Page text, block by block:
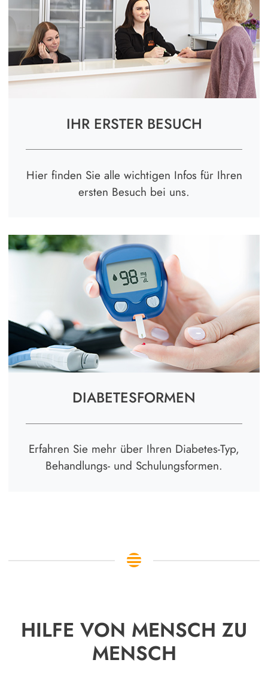
IHR ERSTER BESUCH
Hier finden Sie alle wichtigen Infos für Ihren
ersten Besuch bei uns.
DIABETESFORMEN
Erfahren Sie mehr über Ihren Diabetes-Typ,
Behandlungs- und Schulungsformen.
HILFE VON MENSCH ZU
MENSCH